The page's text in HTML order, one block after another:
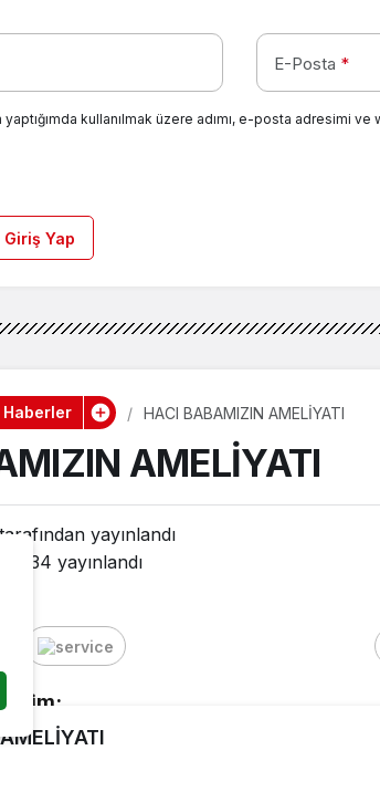
E-Posta *
kullanılmak üzere adımı, e-posta adresimi
Giriş Yap
Haberler HACI BABAMIZIN AMELİYATI
AMELİYATI
tarafından yayınlandı
07:34 yayınlandı